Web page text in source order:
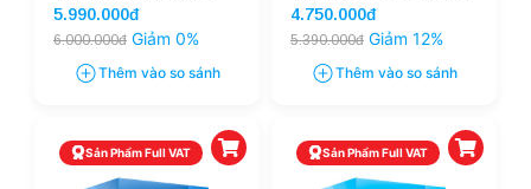
Nhân 12 Luồng, 18MB
Cache, Alder Lake)
5.990.000đ
6.000.000đ Giảm 0%
Thêm vào so sánh
10 Nhân 16 Luồng, 20MB
Cache, LGA 1700)
4.750.000đ
5.390.000đ Giảm 12%
Thêm vào so sánh
Sản Phẩm Full VAT Sản Phẩm Full VAT